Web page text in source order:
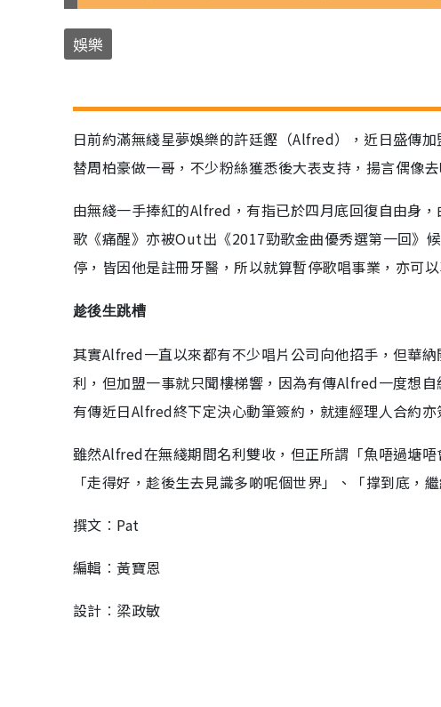
娛樂
日前約滿無綫星夢娛樂的許廷鏗（Alfred），近日盛傳
替周柏豪做一哥，不少粉絲獲悉後大表支持，揚言偶像
由無綫一手捧紅的Alfred，有指已於四月底回復自由身
歌《痛醒》亦被Out出《2017勁歌金曲優秀選第一回》
停，皆因他是註冊牙醫，所以就算暫停歌唱事業，亦可
趁後生跳槽
其實Alfred一直以來都有不少唱片公司向他招手，但華
利，但加盟一事就只聞樓梯響，因為有傳Alfred一度想
有傳近日Alfred終下定決心動筆簽約，就連經理人合約
雖然Alfred在無綫期間名利雙收，但正所謂「魚唔過塘
「走得好，趁後生去見識多啲呢個世界」、「撑到底，
撰文︰Pat
編輯︰黃寶恩
設計︰梁政敏